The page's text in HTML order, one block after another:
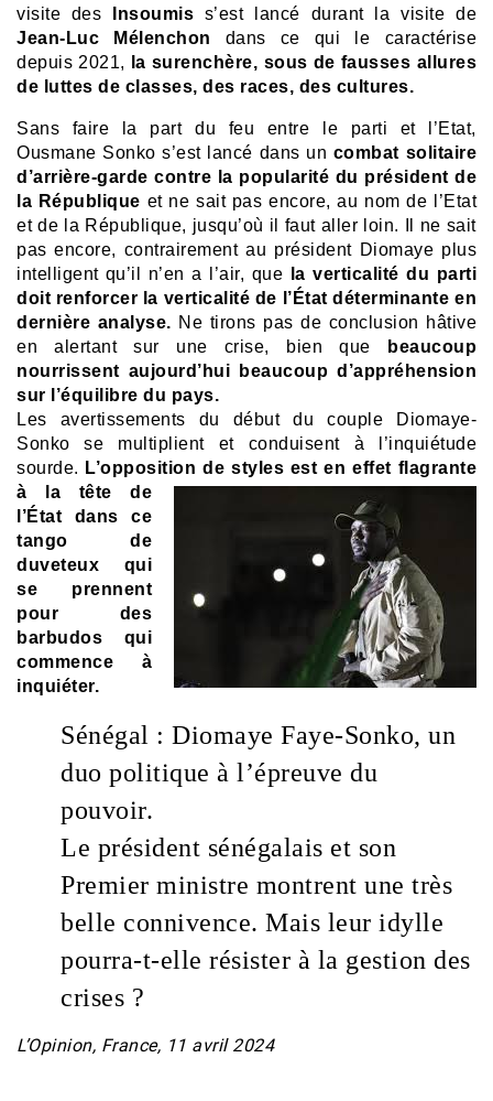
visite des
Insoumis s’est lancé durant la visite de
Jean-Luc Mélenchon dans ce qui le caractérise
depuis 2021,
la surenchère, sous de fausses allures
de luttes de classes, des races, des cultures.
Sans faire la part du feu entre le parti et l’Etat,
Ousmane Sonko s’est lancé dans un combat solitaire
d’arrière-garde contre la popularité du président de
la République et ne sait pas encore, au nom de l’Etat
et de la République, jusqu’où il faut aller loin. Il ne sait
pas encore, contrairement au président Diomaye plus
intelligent qu’il n’en a l’air, que
la verticalité du parti
doit renforcer la verticalité de l’État déterminante en
dernière analyse. Ne tirons pas de conclusion hâtive
en alertant sur une crise, bien que
beaucoup
nourrissent aujourd’hui beaucoup d’appréhension
sur l’équilibre du pays.
Les avertissements du début du couple Diomaye-
Sonko se multiplient et conduisent à l’inquiétude
sourde. L’opposition de styles est en effet flagrante
à la tête de
l’État dans ce
tango de
duveteux qui
se prennent
pour des
barbudos qui
commence à
inquiéter.
Sénégal : Diomaye Faye-Sonko, un
duo politique à l’épreuve du
pouvoir.
Le président sénégalais et son
Premier ministre montrent une très
belle connivence. Mais leur idylle
pourra-t-elle résister à la gestion des
crises ?
L’Opinion, France, 11 avril 2024